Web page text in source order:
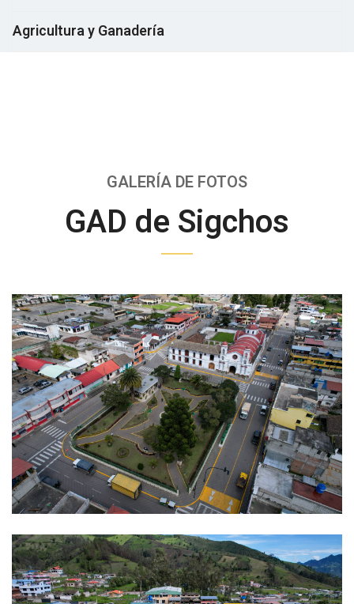
Agricultura y Ganadería
GALERÍA DE FOTOS
GAD de Sigchos